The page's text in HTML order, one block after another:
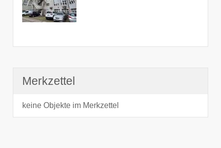
Merkzettel
keine Objekte im Merkzettel